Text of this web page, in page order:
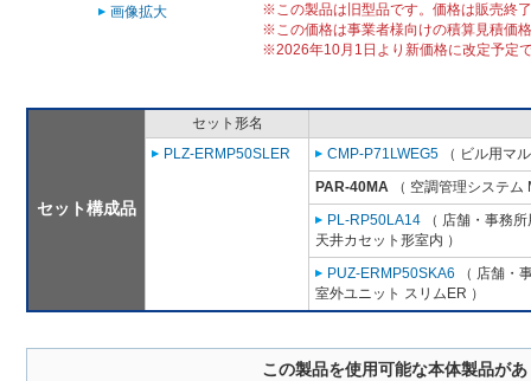
画像拡大
※この製品は旧型品です。価格は販売終
※この価格は事業者様向けの積算見積価
※2026年10月1日より新価格に改定予定
セット構成品
セット形名
PLZ-ERMP50SLER
CMP-P71LWEG5 （ ビル用マ
PAR-40MA （ 空調管理システム
PL-RP50LA14 （ 店舗・事務
天井カセット形室内 ）
PUZ-ERMP50SKA6 （ 店舗・
室外ユニット スリムER ）
この製品を使用可能な本体製品が